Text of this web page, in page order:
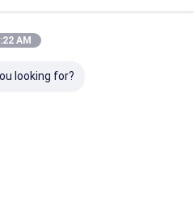
AM
looking for?